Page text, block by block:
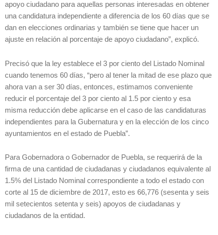
apoyo ciudadano para aquellas personas interesadas en obtener
una candidatura independiente a diferencia de los 60 días que se
dan en elecciones ordinarias y también se tiene que hacer un
ajuste en relación al porcentaje de apoyo ciudadano”, explicó.
Precisó que la ley establece el 3 por ciento del Listado Nominal
cuando tenemos 60 días, “pero al tener la mitad de ese plazo que
ahora van a ser 30 días, entonces, estimamos conveniente
reducir el porcentaje del 3 por ciento al 1.5 por ciento y esa
misma reducción debe aplicarse en el caso de las candidaturas
independientes para la Gubernatura y en la elección de los cinco
ayuntamientos en el estado de Puebla”.
Para Gobernadora o Gobernador de Puebla, se requerirá de la
firma de una cantidad de ciudadanas y ciudadanos equivalente al
1.5% del Listado Nominal correspondiente a todo el estado con
corte al 15 de diciembre de 2017, esto es 66,776 (sesenta y seis
mil setecientos setenta y seis) apoyos de ciudadanas y
ciudadanos de la entidad.